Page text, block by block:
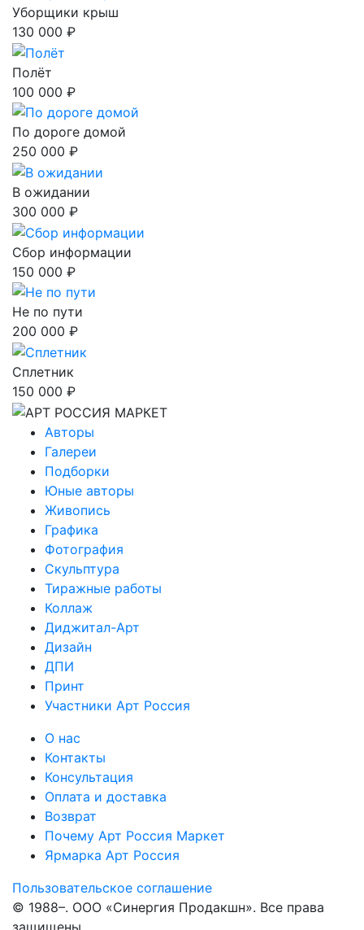
Уборщики крыш
130 000 ₽
Полёт
100 000 ₽
По дороге домой
250 000 ₽
В ожидании
300 000 ₽
Сбор информации
150 000 ₽
Не по пути
200 000 ₽
Сплетник
150 000 ₽
Авторы
Галереи
Подборки
Юные авторы
Живопись
Графика
Фотография
Скульптура
Тиражные работы
Коллаж
Диджитал-Арт
Дизайн
ДПИ
Принт
Участники Арт Россия
О нас
Контакты
Консультация
Оплата и доставка
Возврат
Почему Арт Россия Маркет
Ярмарка Арт Россия
Пользовательское соглашение
© 1988–. ООО «Синергия Продакшн». Все права
защищены.